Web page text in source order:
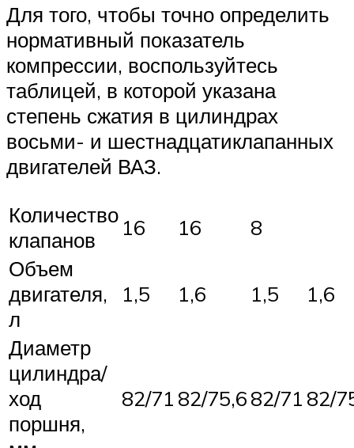
Для того, чтобы точно определить
нормативный показатель
компрессии, воспользуйтесь
таблицей, в которой указана
степень сжатия в цилиндрах
восьми- и шестнадцатиклапанных
двигателей ВАЗ.
Количество
клапанов
16 16
8
Объем
двигателя,
л
1,5 1,6 1,5 1,6
Диаметр
цилиндра/
ход
поршня,
82/71 82/75,682/71 82/